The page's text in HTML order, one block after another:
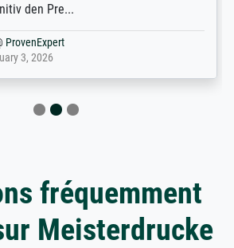
Pre...
fréquemment
Meisterdrucke